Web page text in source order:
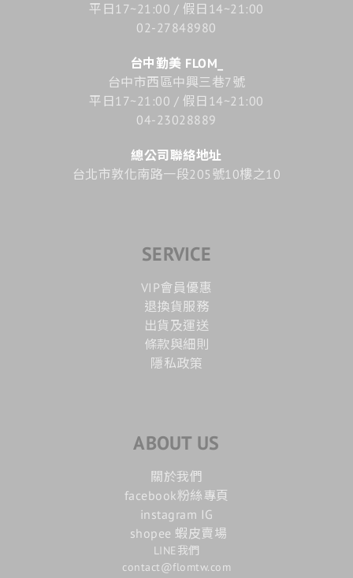
平日17~21:00 / 假日14~21:00
02-27848980
台中勤美 FLOM_
台中市西區中興三巷7號
平日17~21:00 / 假日14~21:00
04-23028889
總公司聯絡地址
台北市敦化南路一段205號10樓之10
SERVICE
VIP會員優惠
退換貨服務
出貨及運送
條款與細則
隱私政策
ABOUT US
關於我們
facebook粉絲專頁
instagram IG
shopee 蝦皮賣場
LINE我們
contact@flomtw.com